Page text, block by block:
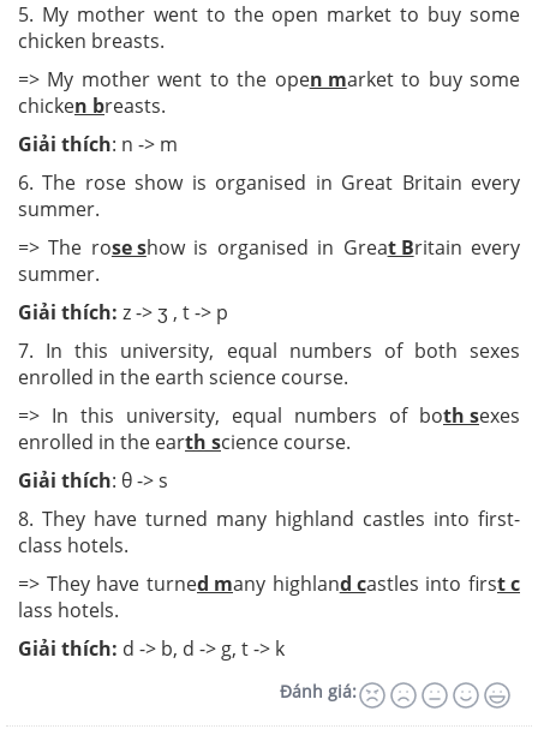
5. My mother went to the open market to buy some
chicken breasts.
=> My mother went to the open market to buy some
chicken breasts.
Giải thích: n -> m
6. The rose show is organised in Great Britain every
summer.
=> The rose show is organised in Great Britain every
summer.
Giải thích: z -> ʒ , t -> p
7. In this university, equal numbers of both sexes
enrolled in the earth science course.
=> In this university, equal numbers of both sexes
enrolled in the earth science course.
Giải thích: θ -> s
8. They have turned many highland castles into first-
class hotels.
=> They have turned many highland castles into first c
lass hotels.
Giải thích: d -> b, d -> g, t -> k
Đánh giá: